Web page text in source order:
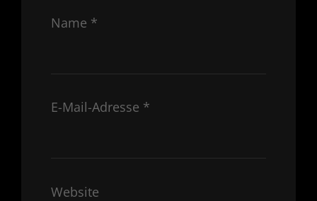
Name *
E-Mail-Adresse *
Website